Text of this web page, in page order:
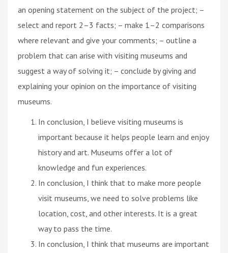
an opening statement on the subject of the project; –
select and report 2–3 facts; – make 1–2 comparisons
where relevant and give your comments; – outline a
problem that can arise with visiting museums and
suggest a way of solving it; – conclude by giving and
explaining your opinion on the importance of visiting
museums.
In conclusion, I believe visiting museums is
important because it helps people learn and enjoy
history and art. Museums offer a lot of
knowledge and fun experiences.
In conclusion, I think that to make more people
visit museums, we need to solve problems like
location, cost, and other interests. It is a great
way to pass the time.
In conclusion, I think that museums are important